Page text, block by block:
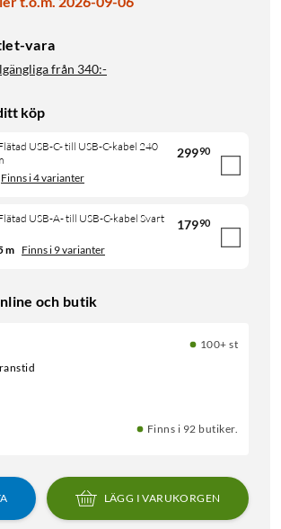
vara
från 340:-
köp
USB-C- till USB-C-kabel 240
29990
Finns i 4 varianter
USB-A- till USB-C-kabel Svart
17990
m Finns i 9 varianter
och butik
100+ st
Finns i 92 butiker.
LÄGG I VARUKORGEN